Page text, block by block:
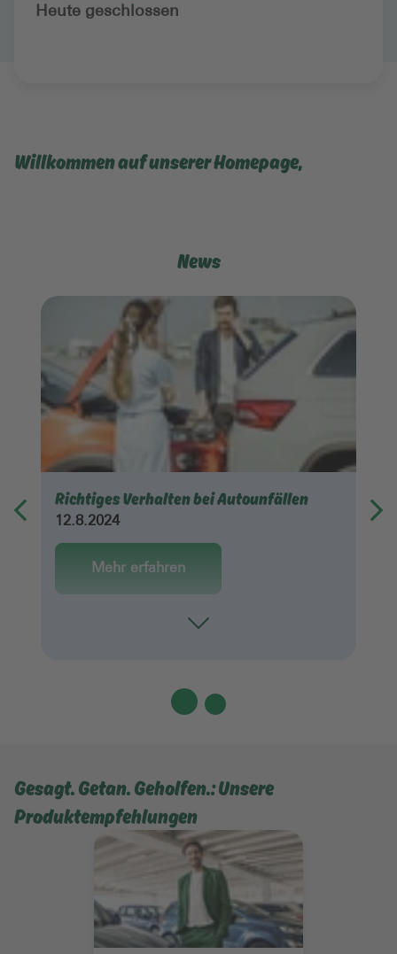
Heute geschlossen
Willkommen auf unserer Homepage,
News
Richtiges Verhalten bei Autounfällen
12.8.2024
Mehr erfahren
Gesagt. Getan. Geholfen.: Unsere
Produktempfehlungen
Mehr erfahren